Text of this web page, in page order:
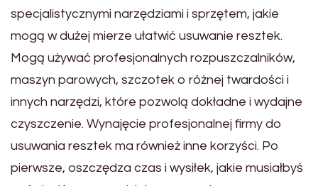
specjalistycznymi narzędziami i sprzętem, jakie
mogą w dużej mierze ułatwić usuwanie resztek.
Mogą używać profesjonalnych rozpuszczalników,
maszyn parowych, szczotek o różnej twardości i
innych narzędzi, które pozwolą dokładne i wydajne
czyszczenie. Wynajęcie profesjonalnej firmy do
usuwania resztek ma również inne korzyści. Po
pierwsze, oszczędza czas i wysiłek, jakie musiałbyś